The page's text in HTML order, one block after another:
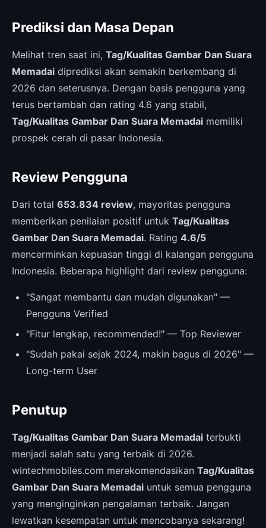
Prediksi dan Masa Depan
Melihat tren saat ini, Tag/Kualitas Gambar Dan Suara
Memadai diprediksi akan semakin berkembang di
2026 dan seterusnya. Dengan basis pengguna yang
terus bertambah dan rating 4.6 yang stabil,
Tag/Kualitas Gambar Dan Suara Memadai memiliki
prospek cerah di pasar Indonesia.
Review Pengguna
Dari total 653.834 review, mayoritas pengguna
memberikan penilaian positif untuk Tag/Kualitas
Gambar Dan Suara Memadai. Rating 4.6/5
mencerminkan kepuasan tinggi di kalangan pengguna
Indonesia. Beberapa highlight dari review pengguna:
"Sangat membantu dan mudah digunakan" —
Pengguna Verified
"Fitur lengkap, recommended!" — Top Reviewer
"Sudah pakai sejak 2024, makin bagus di 2026" —
Long-term User
Penutup
Tag/Kualitas Gambar Dan Suara Memadai terbukti
menjadi salah satu yang terbaik di 2026.
wintechmobiles.com merekomendasikan Tag/Kualitas
Gambar Dan Suara Memadai untuk semua pengguna
yang menginginkan pengalaman terbaik. Jangan
lewatkan kesempatan untuk mencobanya sekarang!